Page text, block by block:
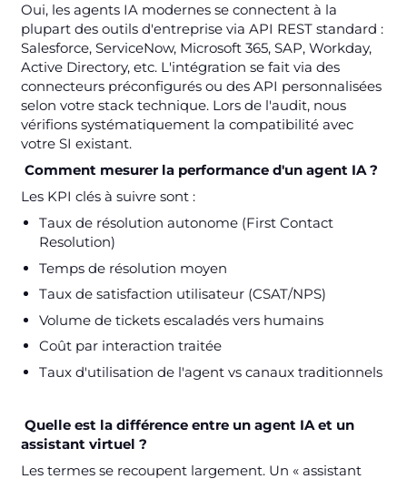
Oui, les agents IA modernes se connectent à la
plupart des outils d'entreprise via API REST standard :
Salesforce, ServiceNow, Microsoft 365, SAP, Workday,
Active Directory, etc. L'intégration se fait via des
connecteurs préconfigurés ou des API personnalisées
selon votre stack technique. Lors de l'audit, nous
vérifions systématiquement la compatibilité avec
votre SI existant.
Comment mesurer la performance d'un agent IA ?
Les KPI clés à suivre sont :
Taux de résolution autonome (First Contact
Resolution)
Temps de résolution moyen
Taux de satisfaction utilisateur (CSAT/NPS)
Volume de tickets escaladés vers humains
Coût par interaction traitée
Taux d'utilisation de l'agent vs canaux traditionnels
Quelle est la différence entre un agent IA et un
assistant virtuel ?
Les termes se recoupent largement. Un « assistant